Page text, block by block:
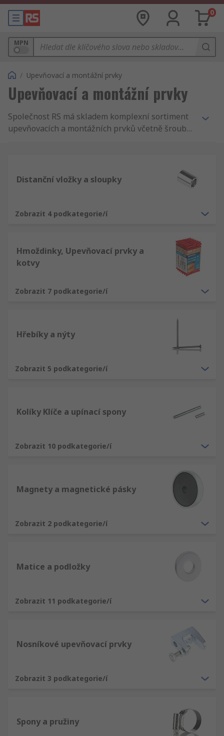
0
MPN
/ Upevňovací a montážní prvky
Upevňovací a montážní prvky
Společnost RS má skladem komplexní sortiment
upevňovacích a montážních prvků včetně šroubů,
špičkových výrobců i naší vlastní značky RS Pro.
Distanční vložky a sloupky
Zobrazit 4 podkategorie/í
Hmoždinky, Upevňovací prvky a
kotvy
Zobrazit 7 podkategorie/í
Hřebíky a nýty
Zobrazit 5 podkategorie/í
Kolíky Klíče a upínací spony
Zobrazit 10 podkategorie/í
Magnety a magnetické pásky
Zobrazit 2 podkategorie/í
Matice a podložky
Zobrazit 11 podkategorie/í
Nosníkové upevňovací prvky
Zobrazit 3 podkategorie/í
Spony a pružiny